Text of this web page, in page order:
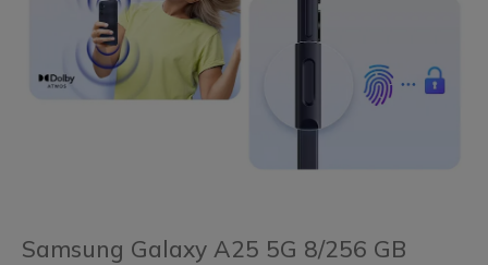
Samsung Galaxy A25 5G 8/256 GB